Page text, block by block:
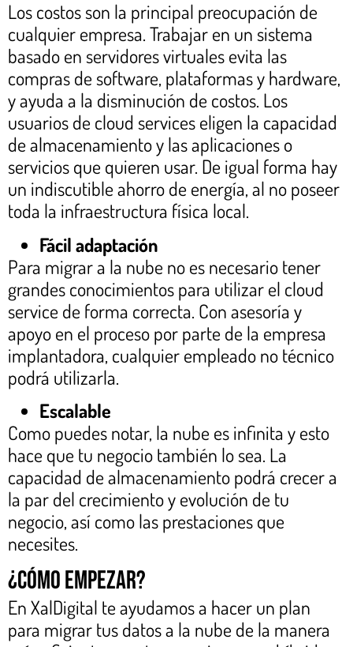
Los costos son la principal preocupación de
cualquier empresa. Trabajar en un sistema
basado en servidores virtuales evita las
compras de software, plataformas y hardware,
y ayuda a la disminución de costos. Los
usuarios de cloud services eligen la capacidad
de almacenamiento y las aplicaciones o
servicios que quieren usar. De igual forma hay
un indiscutible ahorro de energía, al no poseer
toda la infraestructura física local.
Fácil adaptación
Para migrar a la nube no es necesario tener
grandes conocimientos para utilizar el cloud
service de forma correcta. Con asesoría y
apoyo en el proceso por parte de la empresa
implantadora, cualquier empleado no técnico
podrá utilizarla.
Escalable
Como puedes notar, la nube es infinita y esto
hace que tu negocio también lo sea. La
capacidad de almacenamiento podrá crecer a
la par del crecimiento y evolución de tu
negocio, así como las prestaciones que
necesites.
¿Cómo empezar?
En XalDigital te ayudamos a hacer un plan
para migrar tus datos a la nube de la manera